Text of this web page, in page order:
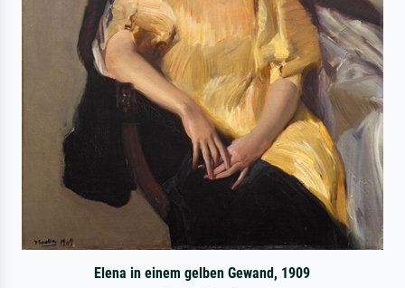
Elena in einem gelben Gewand, 1909